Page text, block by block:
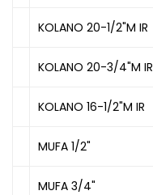
KOLANO 20-1/2"M IR
KOLANO 20-3/4"M IR
KOLANO 16-1/2"M IR
MUFA 1/2"
MUFA 3/4"